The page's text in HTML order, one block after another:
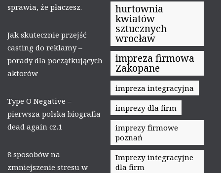
sprawia, że płaczesz.
Jak skutecznie przejść
casting do reklamy –
porady dla początkujących
aktorów
Type O Negative –
pierwsza polska biografia
dead again cz.1
8 sposobów na
zmniejszenie stresu w
hurtownia
kwiatów
sztucznych
wrocław
impreza firmowa
Zakopane
impreza integracyjna
imprezy dla firm
imprezy firmowe
poznań
Imprezy integracyjne
dla firm